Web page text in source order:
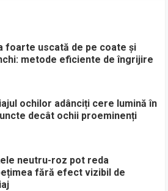
foarte uscată de pe coate și
metode eficiente de îngrijire
ochilor adânciți cere lumină în
decât ochii proeminenți
neutru-roz pot reda
fără efect vizibil de